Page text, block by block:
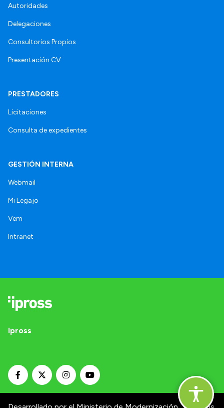
Autoridades
Delegaciones
Consultorios Propios
Presentación CV
PRESTADORES
Licitaciones
Consulta de expedientes
GESTIÓN INTERNA
Webmail
Mi Legajo
Vem
Intranet
Ipross